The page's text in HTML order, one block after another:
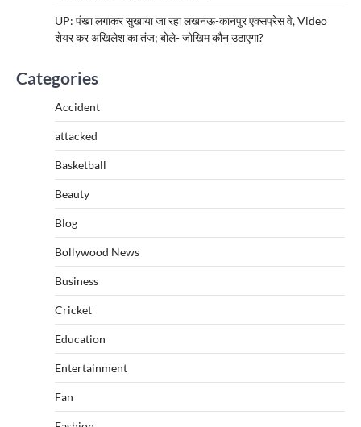
UP: पंखा लगाकर सुखाया जा रहा लखनऊ-कानपुर एक्सप्रेस वे, Video
शेयर कर अखिलेश का तंज; बोले- जोखिम कौन उठाएगा?
Categories
Accident
attacked
Basketball
Beauty
Blog
Bollywood News
Business
Cricket
Education
Entertainment
Fan